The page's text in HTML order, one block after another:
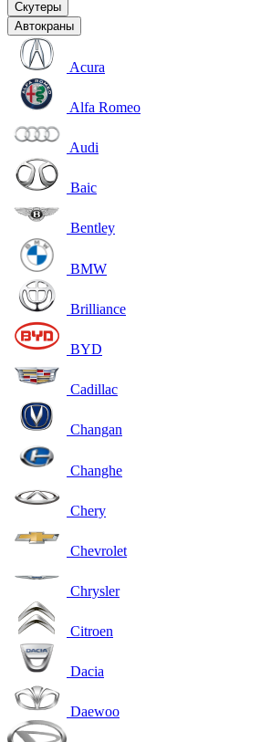
Скутеры
Автокраны
Acura
Alfa Romeo
Audi
Baic
Bentley
BMW
Brilliance
BYD
Cadillac
Changan
Changhe
Chery
Chevrolet
Chrysler
Citroen
Dacia
Daewoo